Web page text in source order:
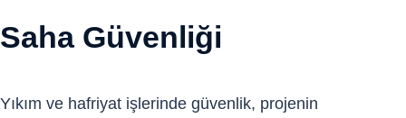
Saha Güvenliği
Yıkım ve hafriyat işlerinde güvenlik, projenin